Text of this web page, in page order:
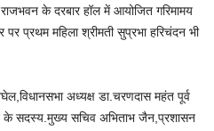
के दरबार हॉल में आयोजित गरिमामय
प्रथम महिला श्रीमती सुप्रभा हरिचंदन भी
अध्यक्ष डा.चरणदास महंत पूर्व
के सदस्य.मुख्य सचिव अभिताभ जैन,प्रशासन